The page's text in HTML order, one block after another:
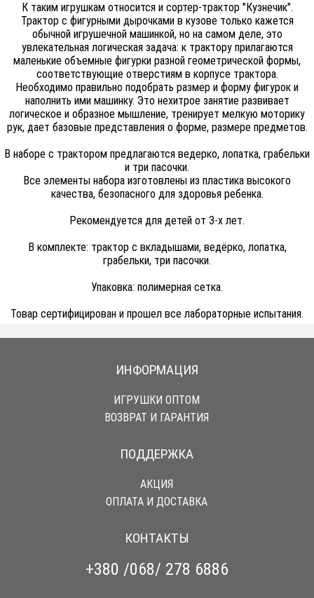
К таким игрушкам относится и сортер-трактор "Кузнечик".
Трактор с фигурными дырочками в кузове только кажется
обычной игрушечной машинкой, но на самом деле, это
увлекательная логическая задача: к трактору прилагаются
маленькие объемные фигурки разной геометрической формы,
соответствующие отверстиям в корпусе трактора.
Необходимо правильно подобрать размер и форму фигурок и
наполнить ими машинку. Это нехитрое занятие развивает
логическое и образное мышление, тренирует мелкую моторику
рук, дает базовые представления о форме, размере предметов.
В наборе с трактором предлагаются ведерко, лопатка, грабельки
и три пасочки.
Все элементы набора изготовлены из пластика высокого
качества, безопасного для здоровья ребенка.
Рекомендуется для детей от 3-х лет.
В комплекте: трактор с вкладышами, ведёрко, лопатка,
грабельки, три пасочки.
Упаковка: полимерная сетка.
Товар сертифицирован и прошел все лабораторные испытания.
ИНФОРМАЦИЯ
ИГРУШКИ ОПТОМ
ВОЗВРАТ И ГАРАНТИЯ
ПОДДЕРЖКА
АКЦИЯ
ОПЛАТА И ДОСТАВКА
КОНТАКТЫ
+380 /068/ 278 6886